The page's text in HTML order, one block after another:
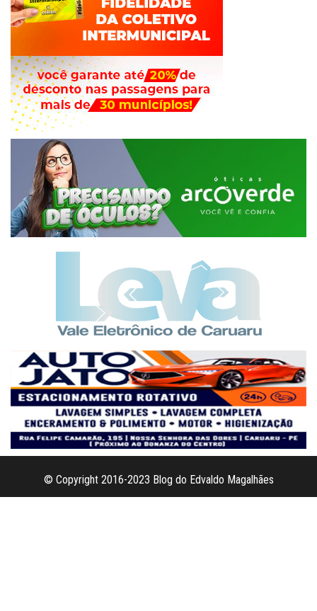
© Copyright 2016-2023 Blog do Edvaldo Magalhães